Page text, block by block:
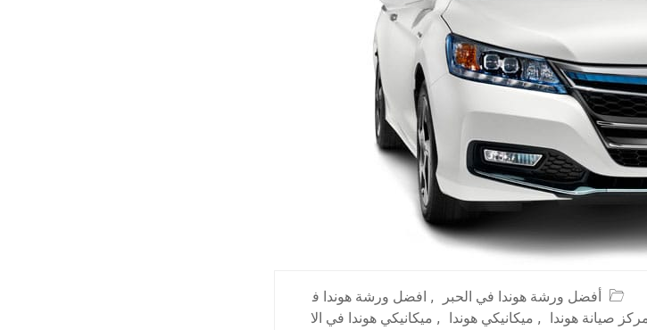
أفضل ورشة هوندا في الحبر , افضل ورشة هوندا ف
صيانة هوندا , ميكانيكي هوندا , ميكانيكي هوندا في الا